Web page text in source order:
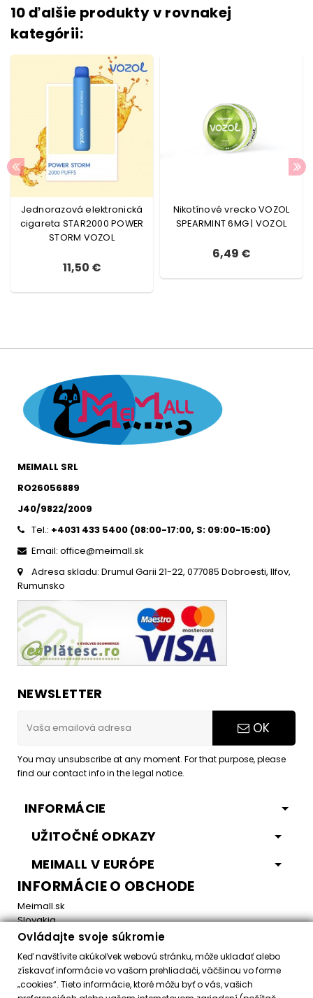
10 ďalšie produkty v rovnakej
kategórii:
Jednorazová elektronická
cigareta STAR2000 POWER
STORM VOZOL
11,50 €
Nikotínové vrecko VOZOL
SPEARMINT 6MG | VOZOL
6,49 €
MEIMALL SRL
RO26056889
J40/9822/2009
Tel.: +4031 433 5400 (08:00-17:00, S: 09:00-15:00)
Email: office@meimall.sk
Adresa skladu: Drumul Garii 21-22, 077085 Dobroesti, Ilfov,
Rumunsko
NEWSLETTER
OK
You may unsubscribe at any moment. For that purpose, please
find our contact info in the legal notice.
INFORMÁCIE
UŽITOČNÉ ODKAZY
MEIMALL V EURÓPE
INFORMÁCIE O OBCHODE
Meimall.sk
Slovakia
Email:office@meimall.sk
Control your Privacy
Ovládajte svoje súkromie
Keď navštívite akúkoľvek webovú stránku, môže ukladať alebo
získavať informácie vo vašom prehliadači, väčšinou vo forme
„cookies“. Tieto informácie, ktoré môžu byť o vás, vašich